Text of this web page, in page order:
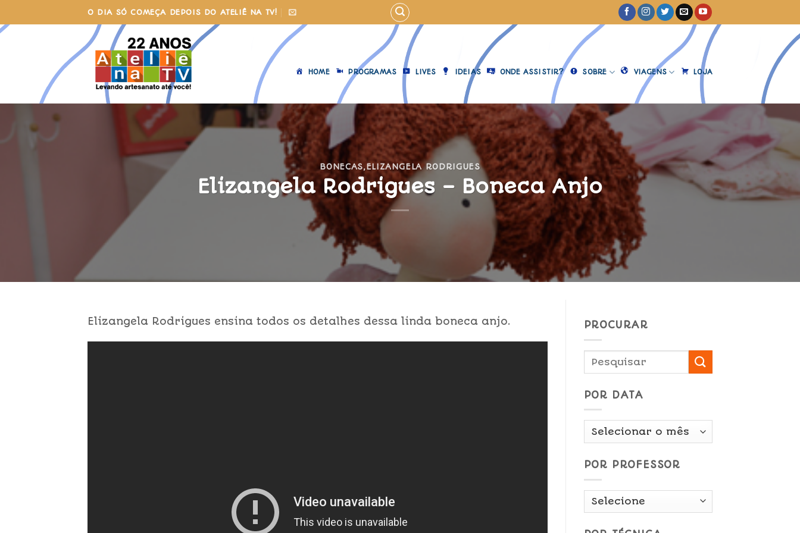
to
content
O DIA SÓ COMEÇA DEPOIS DO ATELIÊ NA TV!
HOME PROGRAMAS LIVES IDEIAS ONDE ASSISTIR? SOBRE VIAGENS LOJA
BONECAS,ELIZANGELA RODRIGUES
Elizangela Rodrigues – Boneca Anjo
Elizangela Rodrigues ensina todos os detalhes dessa linda boneca anjo. PROCURAR
POR DATA
Por
POR PROFESSOR